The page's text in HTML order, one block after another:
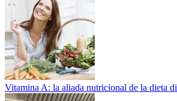
Vitamina A: la aliada nutricional de la dieta